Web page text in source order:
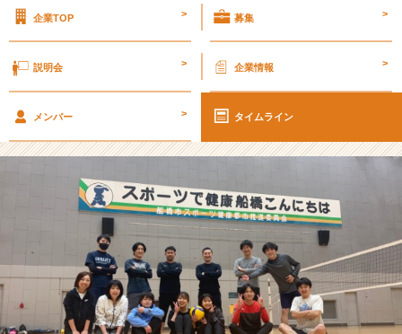
＆
ク
L
な
ら
で
の
文
化
っ
企業TOP > 募集 >
説明会 > 企業情報 >
メンバー > タイムライン